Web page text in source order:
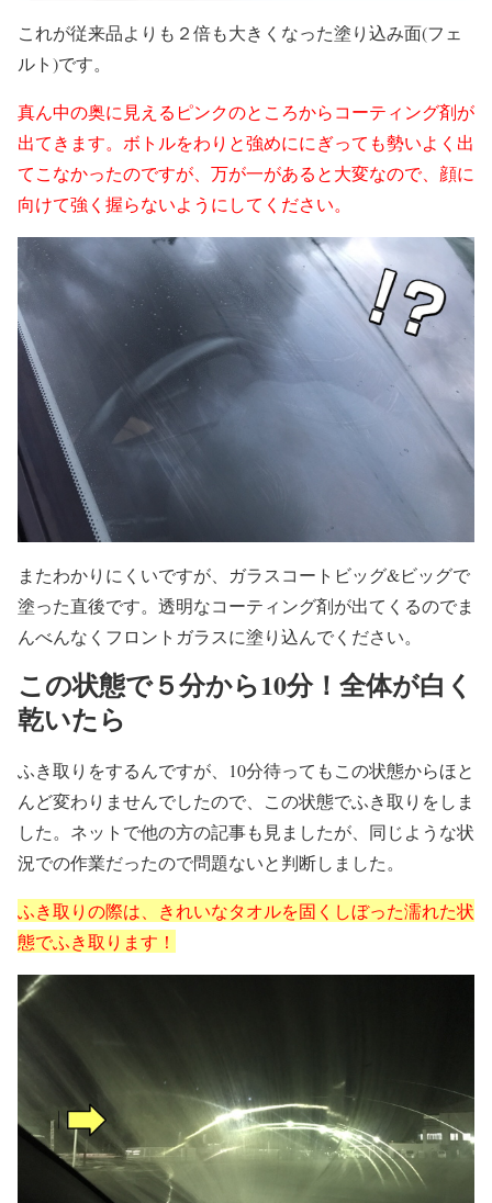
これが従来品よりも２倍も大きくなった塗り込み面(フェ
ルト)です。
真ん中の奥に見えるピンクのところからコーティング剤が
出てきます。ボトルをわりと強めににぎっても勢いよく出
てこなかったのですが、万が一があると大変なので、顔に
向けて強く握らないようにしてください。
またわかりにくいですが、ガラスコートビッグ&ビッグで
塗った直後です。透明なコーティング剤が出てくるのでま
んべんなくフロントガラスに塗り込んでください。
この状態で５分から10分！全体が白く
乾いたら
ふき取りをするんですが、10分待ってもこの状態からほと
んど変わりませんでしたので、この状態でふき取りをしま
した。ネットで他の方の記事も見ましたが、同じような状
況での作業だったので問題ないと判断しました。
ふき取りの際は、きれいなタオルを固くしぼった濡れた状
態でふき取ります！